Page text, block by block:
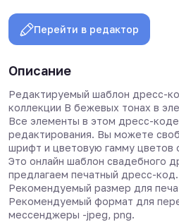
Перейти в редактор
Описание
Редактируемый шаблон дресс-
коллекции В бежевых тонах в
Все элементы в этом дресс-
редактирования. Вы можете
шрифт и цветовую гамму
Это онлайн шаблон свадебного
предлагаем печатный дресс-
Рекомендуемый размер для
Рекомендуемый формат для
мессенджеры -jpeg, png.